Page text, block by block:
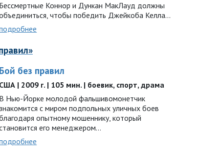
Бессмертные Коннор и Дункан МакЛауд должны
чтобы победить Джейкоба Келла…
Бой без правил
США | 2009 г. | 105 мин. | боевик, спорт, драма
В Нью-Йорке молодой фальшивомонетчик
знакомится с миром подпольных уличных боев
опытному мошеннику, который
его менеджером…